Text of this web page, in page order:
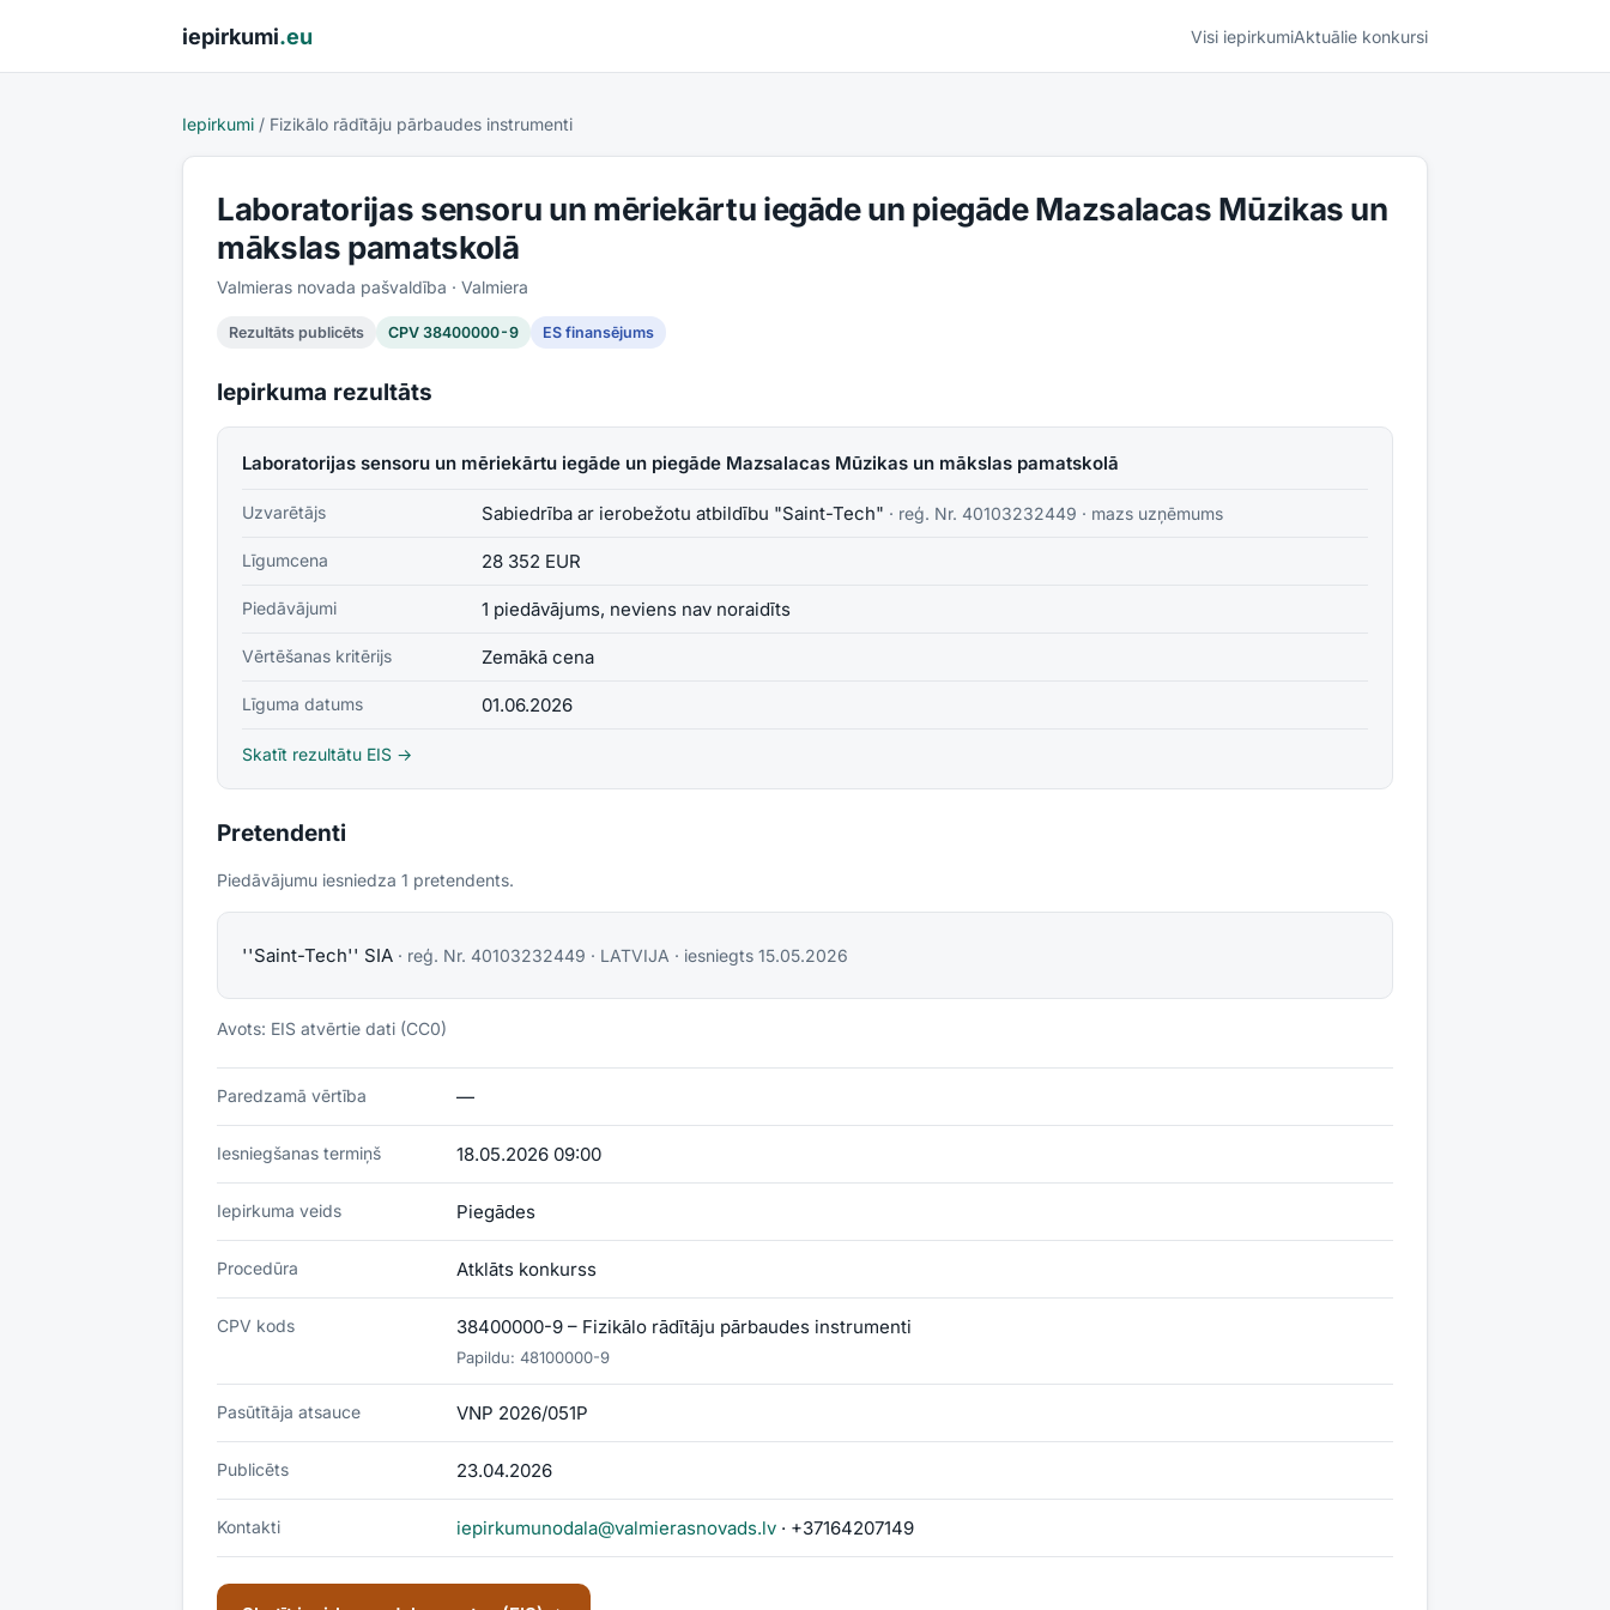
iepirkumi.eu Visi iepirkumiAktuālie konkursi
Iepirkumi / Fizikālo rādītāju pārbaudes instrumenti
Laboratorijas sensoru un mēriekārtu iegāde un piegāde Mazsalacas Mūzikas un
mākslas pamatskolā
Valmieras novada pašvaldība · Valmiera
Rezultāts publicēts CPV 38400000-9 ES finansējums
Iepirkuma rezultāts
Laboratorijas sensoru un mēriekārtu iegāde un piegāde Mazsalacas Mūzikas un mākslas pamatskolā
Uzvarētājs Sabiedrība ar ierobežotu atbildību "Saint-Tech" · reģ. Nr. 40103232449 · mazs uzņēmums
Līgumcena 28 352 EUR
Piedāvājumi 1 piedāvājums, neviens nav noraidīts
Vērtēšanas kritērijs Zemākā cena
Līguma datums 01.06.2026
Skatīt rezultātu EIS →
Pretendenti
Piedāvājumu iesniedza 1 pretendents.
''Saint-Tech'' SIA · reģ. Nr. 40103232449 · LATVIJA · iesniegts 15.05.2026
Avots: EIS atvērtie dati (CC0)
Paredzamā vērtība —
Iesniegšanas termiņš 18.05.2026 09:00
Iepirkuma veids Piegādes
Procedūra Atklāts konkurss
CPV kods 38400000-9 – Fizikālo rādītāju pārbaudes instrumenti
Papildu: 48100000-9
Pasūtītāja atsauce VNP 2026/051P
Publicēts 23.04.2026
Kontakti iepirkumunodala@valmierasnovads.lv · +37164207149